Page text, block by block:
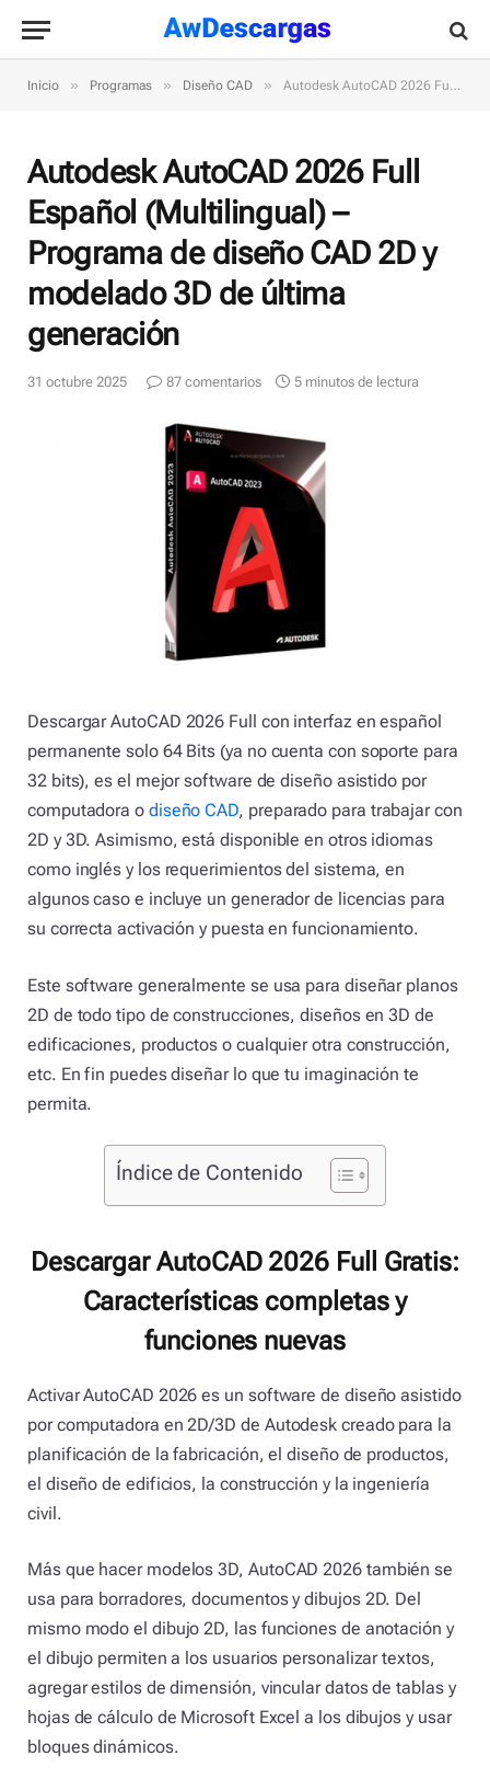
Inicio » Programas » Diseño CAD » Autodesk AutoCAD 2026 Full Español (Multilingual) – Programa de diseño CAD 2D y modelado 3D de última generación
Autodesk AutoCAD 2026 Full
Español (Multilingual) –
Programa de diseño CAD 2D y
modelado 3D de última
generación
31 octubre 2025 87 comentarios 5 minutos de lectura
Descargar AutoCAD 2026 Full con interfaz en español
permanente solo 64 Bits (ya no cuenta con soporte para
32 bits), es el mejor software de diseño asistido por
computadora o diseño CAD, preparado para trabajar con
2D y 3D. Asimismo, está disponible en otros idiomas
como inglés y los requerimientos del sistema, en
algunos caso e incluye un generador de licencias para
su correcta activación y puesta en funcionamiento.
Este software generalmente se usa para diseñar planos
2D de todo tipo de construcciones, diseños en 3D de
edificaciones, productos o cualquier otra construcción,
etc. En fin puedes diseñar lo que tu imaginación te
permita.
Índice de Contenido
Descargar AutoCAD 2026 Full Gratis:
Características completas y
funciones nuevas
Activar AutoCAD 2026 es un software de diseño asistido
por computadora en 2D/3D de Autodesk creado para la
planificación de la fabricación, el diseño de productos,
el diseño de edificios, la construcción y la ingeniería
civil.
Más que hacer modelos 3D, AutoCAD 2026 también se
usa para borradores, documentos y dibujos 2D. Del
mismo modo el dibujo 2D, las funciones de anotación y
el dibujo permiten a los usuarios personalizar textos,
agregar estilos de dimensión, vincular datos de tablas y
hojas de cálculo de Microsoft Excel a los dibujos y usar
bloques dinámicos.